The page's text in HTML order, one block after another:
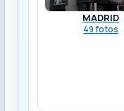
MADRID
49 fotos